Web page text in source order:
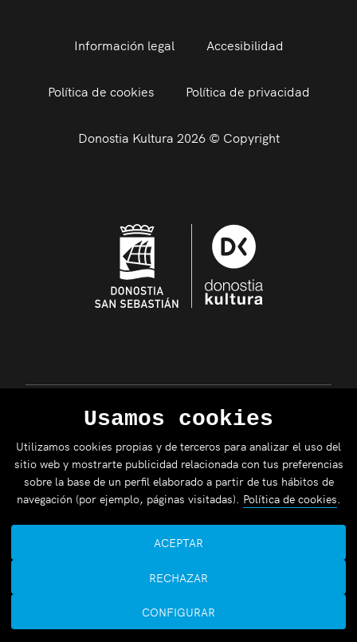
Información legal Accesibilidad
Política de cookies Política de privacidad
Donostia Kultura 2026 © Copyright
Usamos cookies
Utilizamos cookies propias y de terceros para analizar el uso del
sitio web y mostrarte publicidad relacionada con tus preferencias
sobre la base de un perfil elaborado a partir de tus hábitos de
navegación (por ejemplo, páginas visitadas). Política de cookies.
CONFIGURAR
RECHAZAR
ACEPTAR